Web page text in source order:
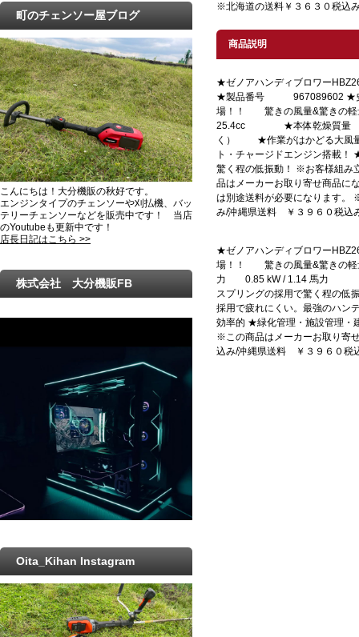
※北海道の送料￥３６３０税込
商品説明
★ゼノアハンディブロワー
★製品番号 967089602 ★史
場！！ 驚きの風量&驚きの軽
25.4cc ★本体乾燥質量
く） ★作業がはかどる大風
ト・チャージドエンジン搭載
驚く程の低振動！ ※お客様組み
品はメーカーお取り寄せ商品に
は別途送料が必要になります。
み/沖縄県送料 ￥３９６０税込
★ゼノアハンディブロワー
場！！ 驚きの風量&驚きの
力 0.85 kW / 1.14 馬力 ★作
スプリングの採用で驚く程の低
採用で疲れにくい。最強のハン
効率的 ★緑化管理・施設管理・
※この商品はメーカーお取り寄
込み/沖縄県送料 ￥３９６０税
町のチェンソー屋ブログ
こんにちは！大分機販の秋好です。
エンジンタイプのチェンソーや刈払機、バッ
テリーチェンソーなどを販売中です！ 当店
のYoutubeも更新中です！
店長日記はこちら >>
株式会社 大分機販FB
Oita_Kihan Instagram